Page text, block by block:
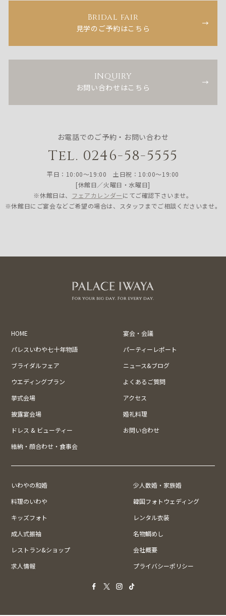
Bridal fair
見学のご予約はこちら
INQUIRY
お問い合わせはこちら
お電話でのご予約・お問い合わせ
Tel. 0246-58-5555
平日：10:00〜19:00 土日祝：10:00〜19:00
[休館日／火曜日・水曜日]
※休館日は、 フェアカレンダーにてご確認下さいませ。
※休館日にご宴会などご希望の場合は、スタッフまでご相談くださいませ。
HOME
宴会・会議
パレスいわや七十年物語
パーティーレポート
ブライダルフェア
ニュース&ブログ
ウエディングプラン
よくあるご質問
挙式会場
アクセス
披露宴会場
婚礼料理
ドレス & ビューティー
お問い合わせ
結納・顔合わせ・食事会
いわやの和婚
少人数婚・家族婚
料理のいわや
韓国フォトウェディング
キッズフォト
レンタル衣装
成人式振袖
名物鯛めし
レストラン&ショップ
会社概要
求人情報
プライバシーポリシー